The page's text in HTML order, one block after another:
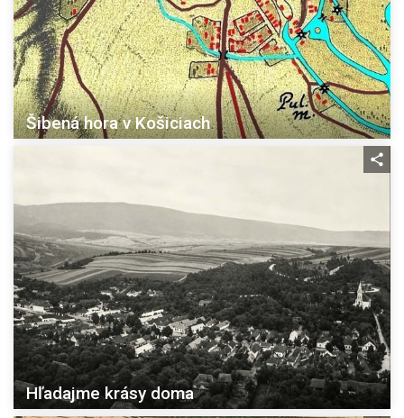
Šibená hora v Košiciach
Hľadajme krásy doma